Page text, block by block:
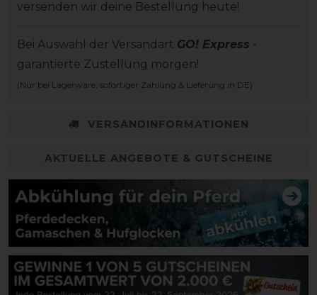
versenden wir deine Bestellung heute!
Bei Auswahl der Versandart GO! Express -
garantierte Zustellung morgen!
(Nur bei Lagerware, sofortiger Zahlung & Lieferung in DE)
VERSANDINFORMATIONEN
AKTUELLE ANGEBOTE & GUTSCHEINE